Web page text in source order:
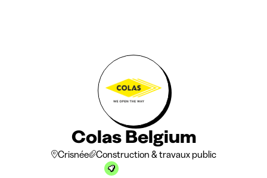
Colas Belgium
Crisnée Construction & travaux public